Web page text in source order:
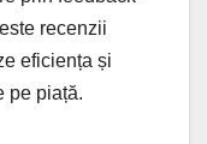
recenzii
eficiența și
pe piață.